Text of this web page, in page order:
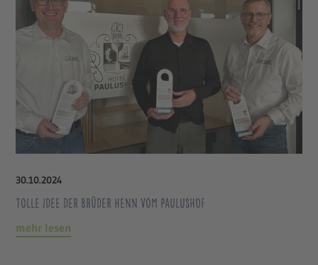
30.10.2024
Tolle Idee der Brüder Henn vom Paulushof
mehr lesen